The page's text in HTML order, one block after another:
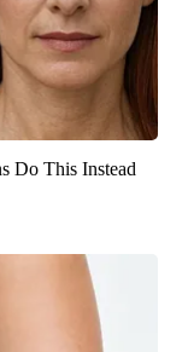
Do This Instead